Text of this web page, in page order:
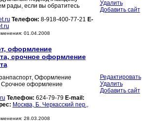
рады, если вы обратитесь
Телефон: 8-918-400-77-21 E-
01.04.2008
Удалить
Добавить сайт
оформление
срочное оформление
Оформление
Срочное оформление
Телефон: 624-79-79 E-mail:
Москва, Б. Черкасский пер.,
28.03.2008
Редактировать
Удалить
Добавить сайт